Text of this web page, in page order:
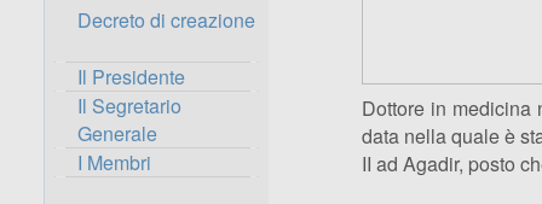
Decreto di creazione
Il Presidente
Il Segretario
Generale
I Membri
Dottore in
data nella quale è
II ad Agadir, posto